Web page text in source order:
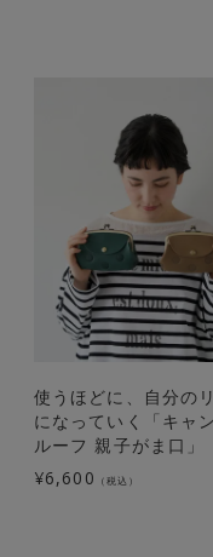
使うほどに、自分の
になっていく「キャ
ルーフ 親子がま口」
¥6,600 （税込）